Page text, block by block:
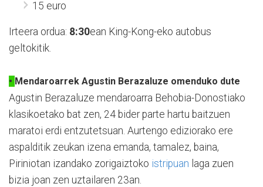
15 euro
Irteera ordua: 8:30ean King-Kong-eko autobus
geltokitik.
• Mendaroarrek Agustin Berazaluze omenduko dute
Agustin Berazaluze mendaroarra Behobia-Donostiako
klasikoetako bat zen, 24 bider parte hartu baitzuen
maratoi erdi entzutetsuan. Aurtengo ediziorako ere
aspalditik zeukan izena emanda, tamalez, baina,
Piriniotan izandako zorigaiztoko istripuan laga zuen
bizia joan zen uztailaren 23an.